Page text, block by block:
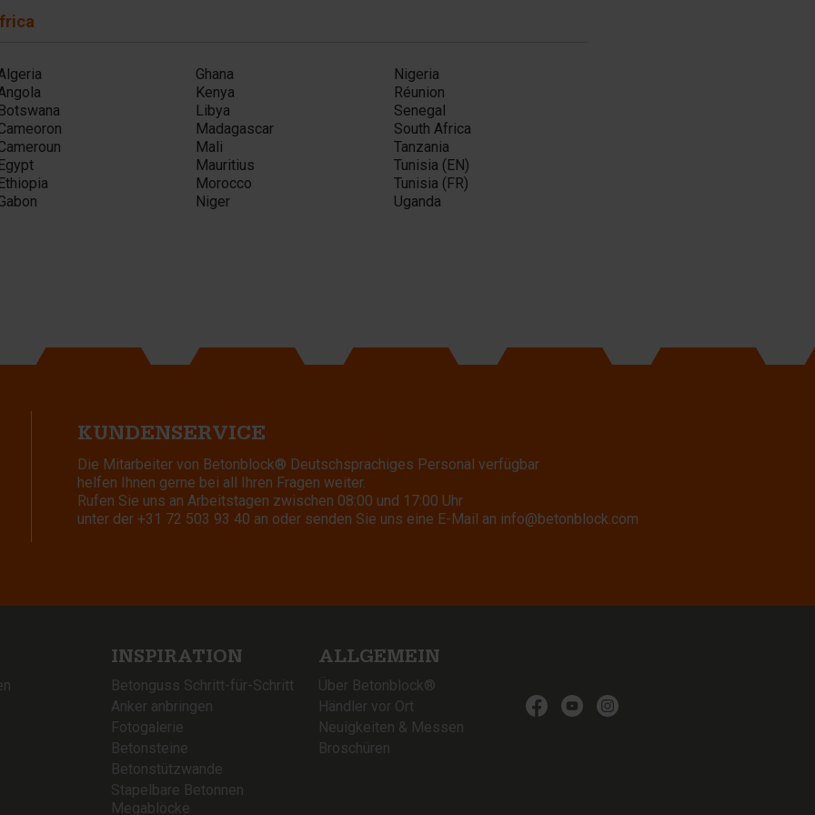
Ghana
Kenya
Libya
Madagascar
Mali
Mauritius
Morocco
Niger
Nigeria
Réunion
Senegal
South Africa
Tanzania
Tunisia (EN)
Tunisia (FR)
Uganda
KUNDENSERVICE
Die Mitarbeiter von Betonblock® Deutschsprachiges Personal verfügbar
helfen Ihnen gerne bei all Ihren Fragen weiter.
Rufen Sie uns an Arbeitstagen zwischen 08:00 und 17:00 Uhr
unter der +31 72 503 93 40 an oder senden Sie uns eine E-Mail an info@betonblock.com
INSPIRATION
Betonguss Schritt-für-Schritt
Anker anbringen
Fotogalerie
Betonsteine
Betonstützwande
Stapelbare Betonnen
Megablöcke
ALLGEMEIN
Über Betonblock®
Händler vor Ort
Neuigkeiten & Messen
Broschüren